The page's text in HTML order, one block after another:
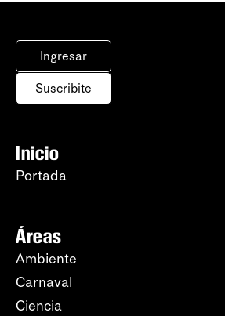
Ingresar
Suscribite
Inicio
Portada
Áreas
Ambiente
Carnaval
Ciencia